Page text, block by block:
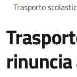
Trasporto